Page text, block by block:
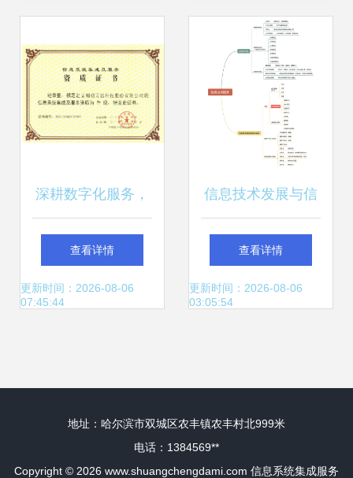
新路径
深耕数字化服务，
共筑智能新篇章 明
驰集团再拓资质版
查看详情
更新时间：2026-08-06
07:45:44
信息技术发展与信
息系统集成服务的
演进之路
查看详情
更新时间：2026-08-06
03:05:54
地址：哈尔滨市双城区农丰镇农丰村北999米
电话：1384569**
Copyright © 2026 www.shuangchengdami.com 信息系统集成服务